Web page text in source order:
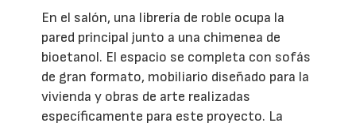
En el salón, una librería de roble ocupa la
pared principal junto a una chimenea de
bioetanol. El espacio se completa con sofás
de gran formato, mobiliario diseñado para la
vivienda y obras de arte realizadas
específicamente para este proyecto. La